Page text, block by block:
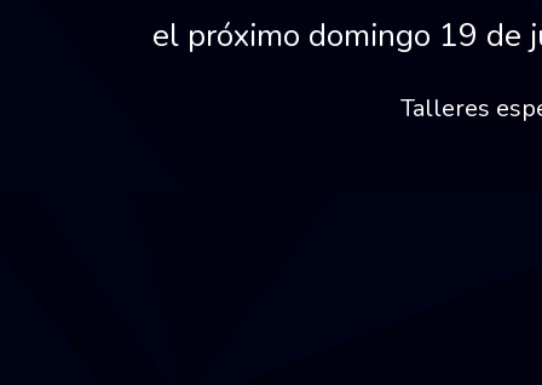
el próximo domingo 19 de
Talleres